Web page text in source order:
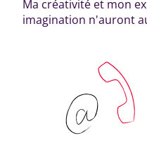
Ma créativité et mon
imagination n'auront